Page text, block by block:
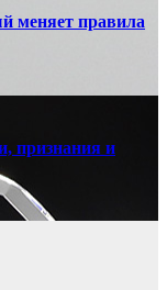
меняет правила
признания и